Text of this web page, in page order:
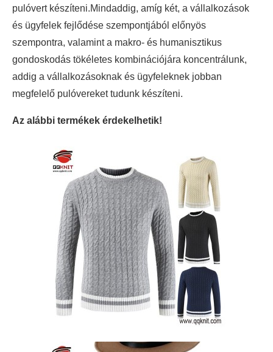
pulóvert készíteni.Mindaddig, amíg két, a vállalkozások
és ügyfelek fejlődése szempontjából előnyös
szempontra, valamint a makro- és humanisztikus
gondoskodás tökéletes kombinációjára koncentrálunk,
addig a vállalkozásoknak és ügyfeleknek jobban
megfelelő pulóvereket tudunk készíteni.
Az alábbi termékek érdekelhetik!